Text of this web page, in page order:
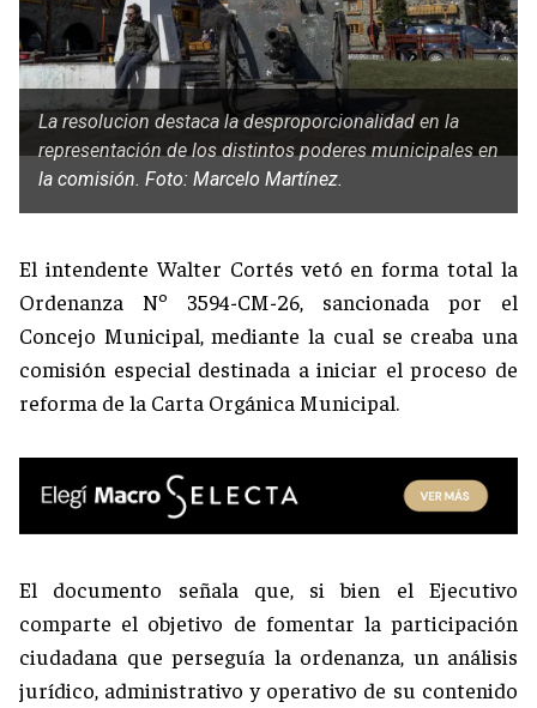
La resolucion destaca la desproporcionalidad en la
representación de los distintos poderes municipales en
la comisión. Foto: Marcelo Martínez.
El intendente Walter Cortés vetó en forma total la
Ordenanza Nº 3594-CM-26, sancionada por el
Concejo Municipal, mediante la cual se creaba una
comisión especial destinada a iniciar el proceso de
reforma de la Carta Orgánica Municipal.
El documento señala que, si bien el Ejecutivo
comparte el objetivo de fomentar la participación
ciudadana que perseguía la ordenanza, un análisis
jurídico, administrativo y operativo de su contenido